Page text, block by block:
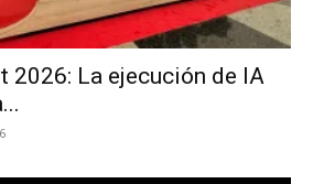
2026: La ejecución de IA